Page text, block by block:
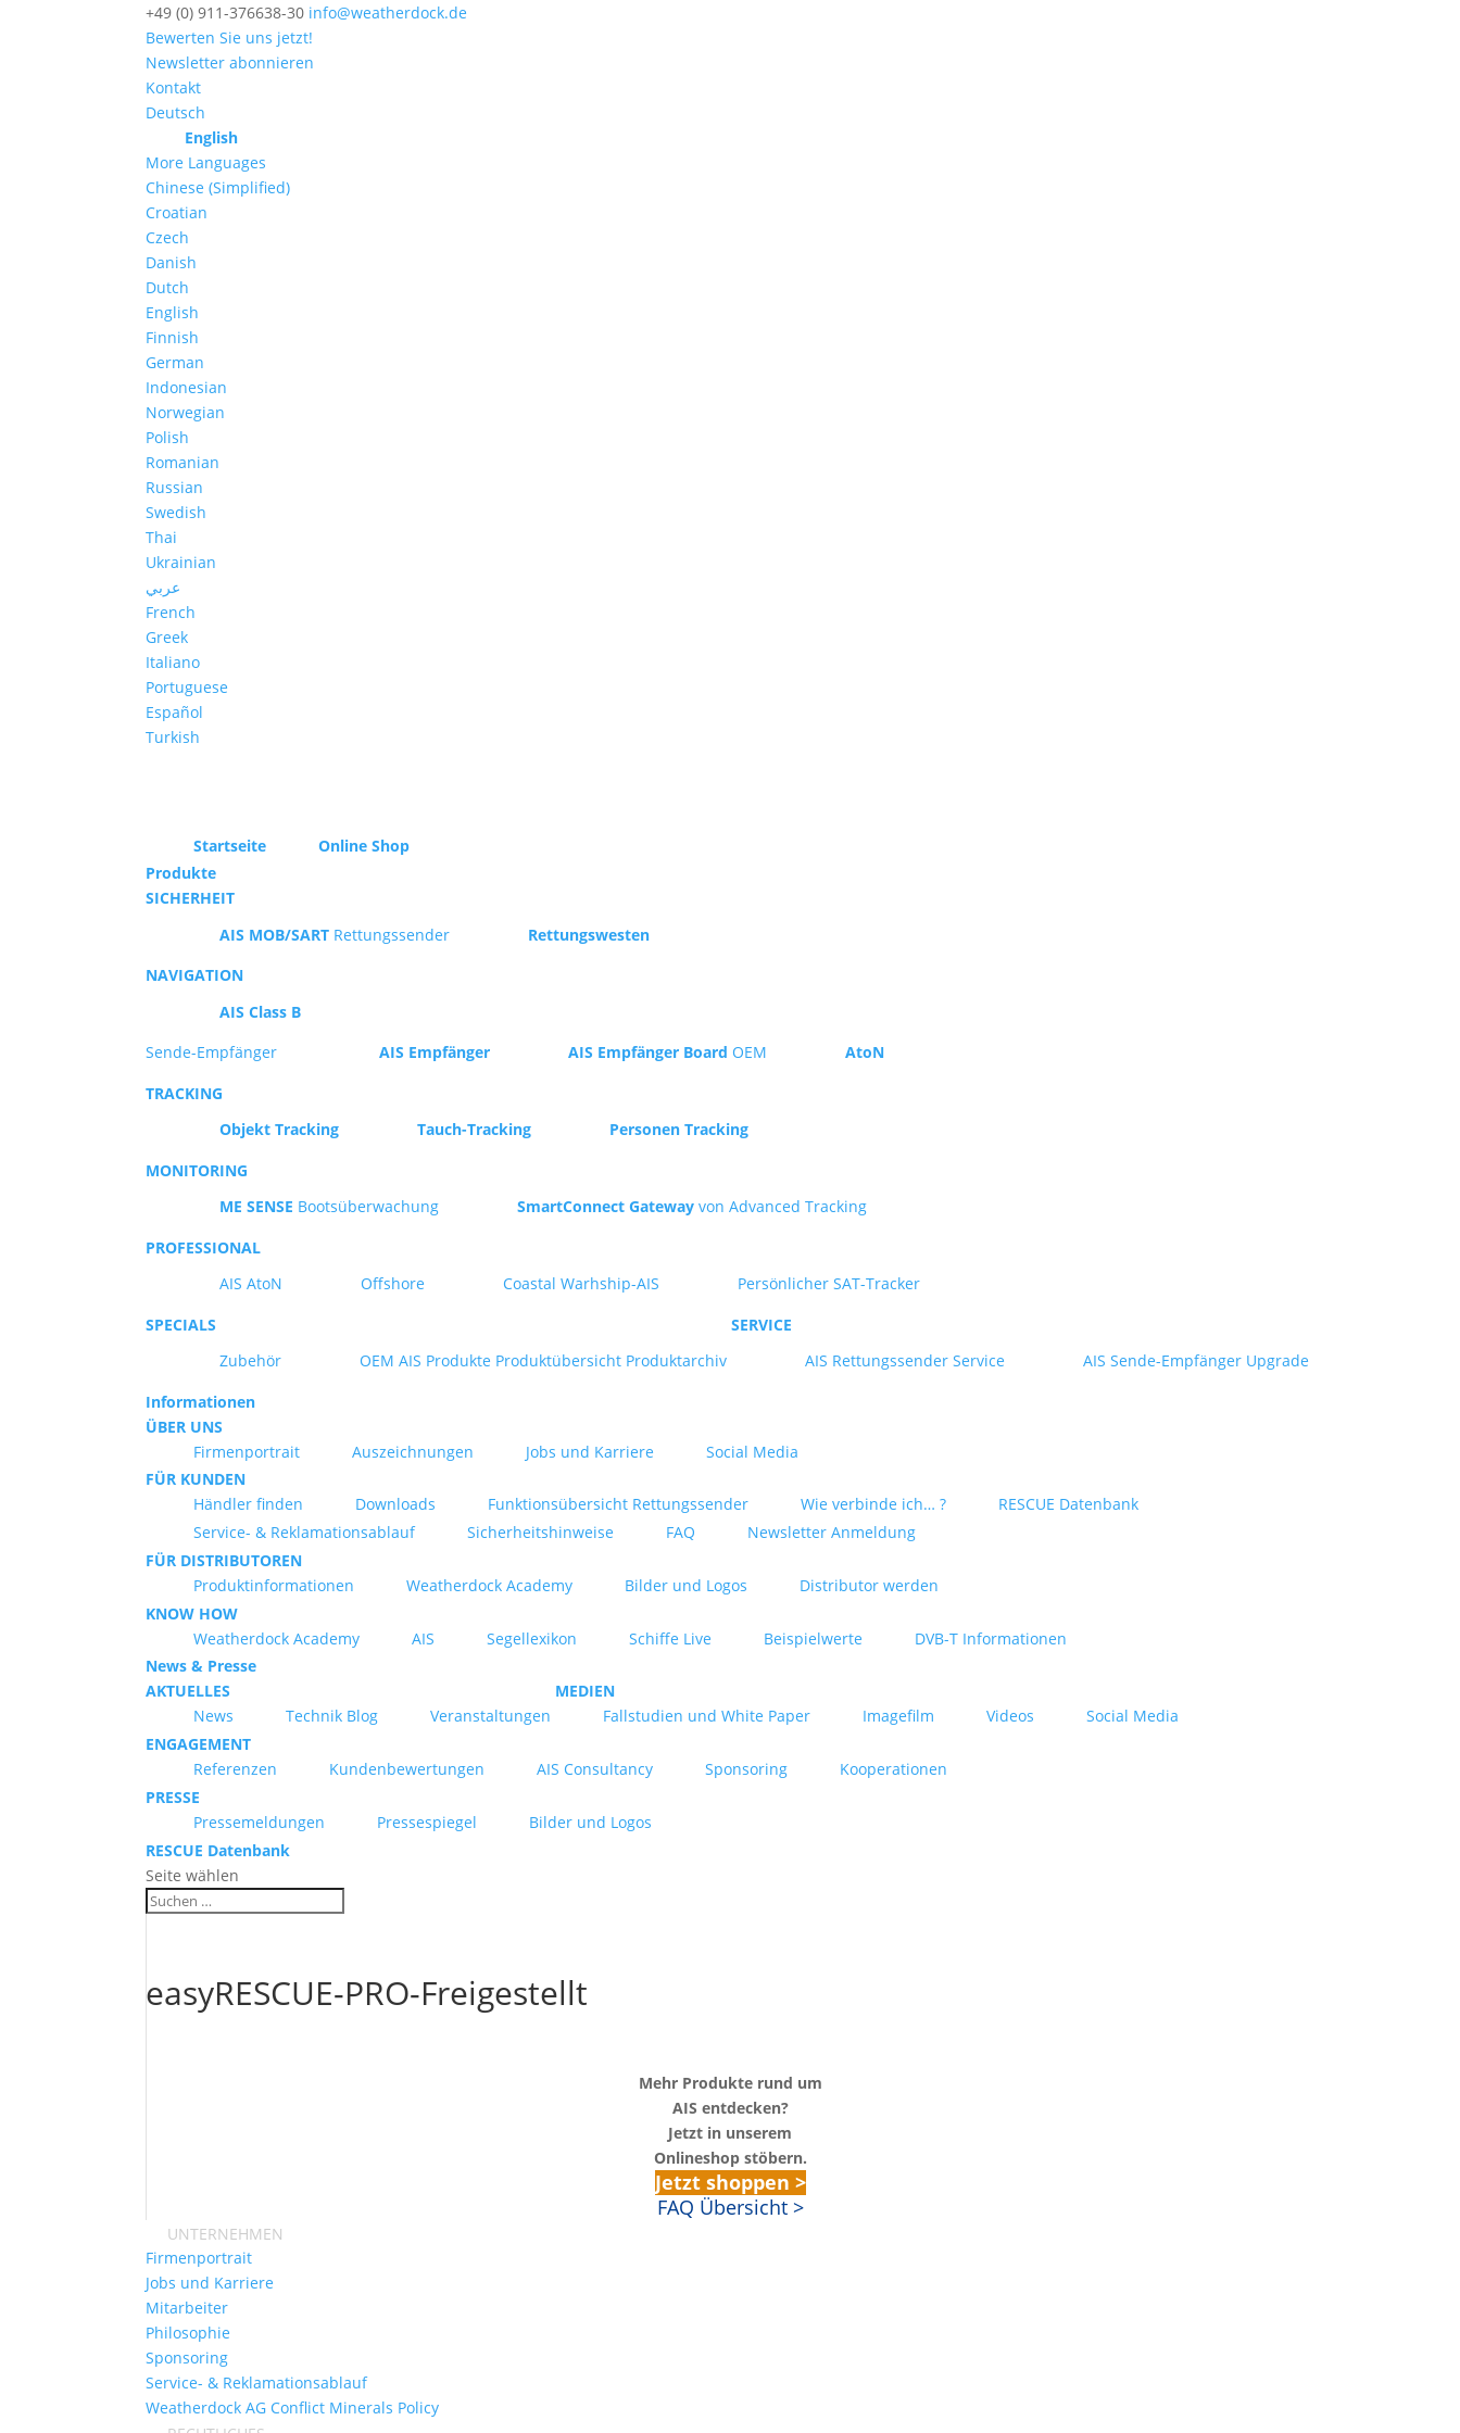
+49 (0) 911-376638-30 info@weatherdock.de
Bewerten Sie uns jetzt!
Newsletter abonnieren
Kontakt
Deutsch
English
More Languages
Chinese (Simplified)
Croatian
Czech
Danish
Dutch
English
Finnish
German
Indonesian
Norwegian
Polish
Romanian
Russian
Swedish
Thai
Ukrainian
عربي
French
Greek
Italiano
Portuguese
Español
Turkish
Startseite
Online Shop
Produkte
SICHERHEIT
AIS MOB/SART Rettungssender
Rettungswesten
NAVIGATION
AIS Class B
Sende-Empfänger
AIS Empfänger AIS Empfänger Board OEM
AtoN
TRACKING
Objekt Tracking
Tauch-Tracking
Personen Tracking
MONITORING
ME SENSE Bootsüberwachung SmartConnect Gateway von Advanced Tracking
PROFESSIONAL
AIS AtoN
Offshore Coastal Warhship-AIS
Persönlicher SAT-Tracker
SPECIALS
Zubehör
OEM AIS Produkte Produktübersicht Produktarchiv
SERVICE
AIS Rettungssender Service
AIS Sende-Empfänger Upgrade
Informationen
ÜBER UNS
Firmenportrait
Auszeichnungen Jobs und Karriere
Social Media
FÜR KUNDEN
Händler finden
Downloads Funktionsübersicht Rettungssender Wie verbinde ich… ?
RESCUE Datenbank
Service- & Reklamationsablauf
Sicherheitshinweise FAQ
Newsletter Anmeldung
FÜR DISTRIBUTOREN
Produktinformationen
Weatherdock Academy Bilder und Logos
Distributor werden
KNOW HOW
Weatherdock Academy
AIS Segellexikon Schiffe Live Beispielwerte
DVB-T Informationen
News & Presse
AKTUELLES
News
Technik Blog Veranstaltungen
MEDIEN
Fallstudien und White Paper
Imagefilm Videos
Social Media
ENGAGEMENT
Referenzen
Kundenbewertungen AIS Consultancy Sponsoring
Kooperationen
PRESSE
Pressemeldungen
Pressespiegel
Bilder und Logos
RESCUE Datenbank
Seite wählen
easyRESCUE-PRO-Freigestellt
Mehr Produkte rund um
AIS entdecken?
Jetzt in unserem
Onlineshop stöbern.
Jetzt shoppen >
FAQ Übersicht >
UNTERNEHMEN
Firmenportrait
Jobs und Karriere
Mitarbeiter
Philosophie
Sponsoring
Service- & Reklamationsablauf
Weatherdock AG Conflict Minerals Policy